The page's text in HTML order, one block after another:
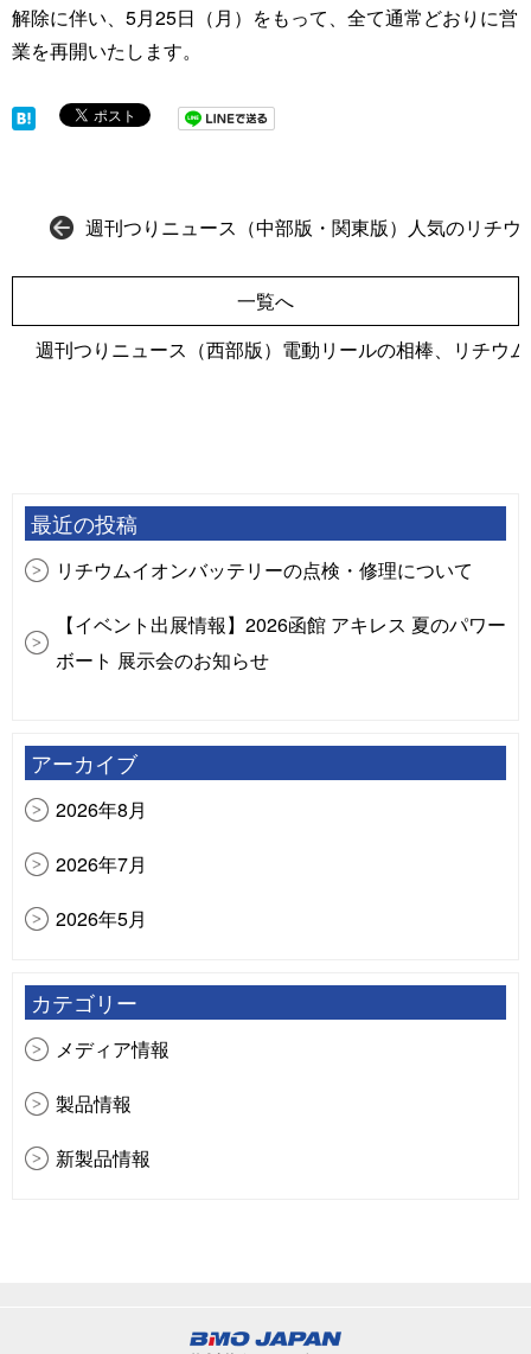
解除に伴い、5月25日（月）をもって、全て通常どおりに営
業を再開いたします。
週刊つりニュース（中部版・関東版）人気のリチ
一覧へ
週刊つりニュース（西部版）電動リールの相棒、リチウ
最近の投稿
リチウムイオンバッテリーの点検・修理について
【イベント出展情報】2026函館 アキレス 夏のパワー
ボート 展示会のお知らせ
大郷屋（長浜港）
【イベント出展情報】FRPボート＆ボートカスタム
示・試乗イベント（スズキマリン主催）（ご来場あ
アーカイブ
2026年8月
2026年7月
2026年5月
2026年2月
カテゴリー
メディア情報
製品情報
新製品情報